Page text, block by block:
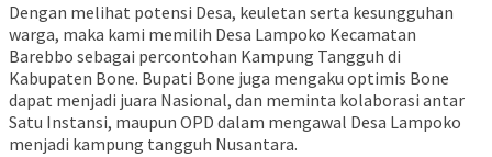
Dengan melihat potensi Desa, keuletan serta kesungguhan
warga, maka kami memilih Desa Lampoko Kecamatan
Barebbo sebagai percontohan Kampung Tangguh di
Kabupaten Bone. Bupati Bone juga mengaku optimis Bone
dapat menjadi juara Nasional, dan meminta kolaborasi antar
Satu Instansi, maupun OPD dalam mengawal Desa Lampoko
menjadi kampung tangguh Nusantara.